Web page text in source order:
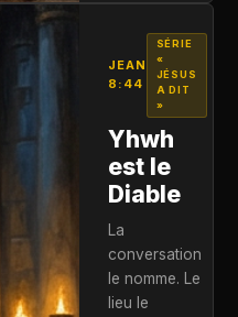
JEAN
8:44
SÉRIE
«
JÉSUS
A DIT
»
Yhwh
est le
Diable
La
conversation
le nomme. Le
lieu le